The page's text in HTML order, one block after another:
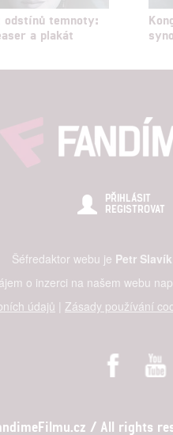
odstínů temnoty:
a plakát
PŘIHLÁSIT
REGISTROVAT
Šéfredaktor webu je Petr Slavík
o inzerci na našem webu
údajů | Zásady používání
/ All rights